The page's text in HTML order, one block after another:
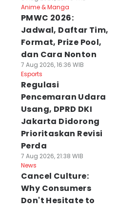
Anime & Manga
PMWC 2026:
Jadwal, Daftar Tim,
Format, Prize Pool,
dan Cara Nonton
7 Aug 2026, 16:36 WIB
Esports
Regulasi
Pencemaran Udara
Usang, DPRD DKI
Jakarta Didorong
Prioritaskan Revisi
Perda
7 Aug 2026, 21:38 WIB
News
Cancel Culture:
Why Consumers
Don't Hesitate to